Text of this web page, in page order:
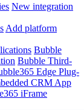
New integration
Add platform
Bubble
Bubble Third-
Edge Plug-
CRM App
iFrame